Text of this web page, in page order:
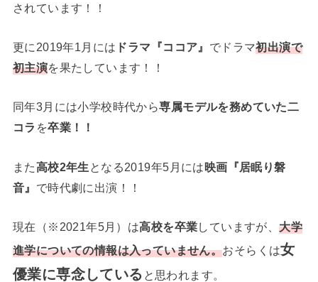
されています！！
更に2019年1月には ドラマ『ココア』 でドラマ初出演で
初主演を果たしています！！
同年3月には小学校時代から専属モデルを務めていた二
コラ を卒業！！
また高校2年生 となる2019年5月には映画『居眠り磐
音』 で時代劇に出演！！
現在（※2021年5月）は高校を卒業していますが、大学
進学についての情報は入っていません。おそらくは女
優業に専念している と思われます。